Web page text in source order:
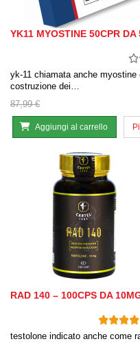
YK11 MYOSTINE 50CPR DA
yk-11 chiamata anche
costruzione dei…
87,99 €
Aggiungi al carrello
RAD 140 – 100CPS DA
testolone indicato anche come